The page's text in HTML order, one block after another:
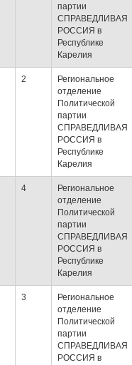
партии
СПРАВЕДЛИВАЯ
РОССИЯ в
Республике
Карелия
2
Региональное
отделение
Политической
партии
СПРАВЕДЛИВАЯ
РОССИЯ в
Республике
Карелия
4
Региональное
отделение
Политической
партии
СПРАВЕДЛИВАЯ
РОССИЯ в
Республике
Карелия
3
Региональное
отделение
Политической
партии
СПРАВЕДЛИВАЯ
РОССИЯ в